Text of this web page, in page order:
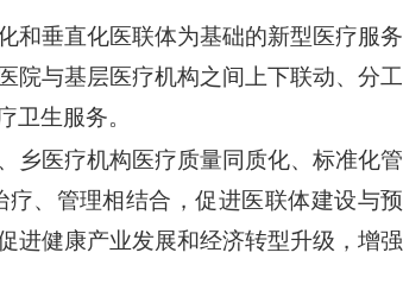
和垂直化医联体为基础的新型医疗服务
院与基层医疗机构之间上下联动、分工
卫生服务。
乡医疗机构医疗质量同质化、标准化管
、管理相结合，促进医联体建设与预
进健康产业发展和经济转型升级，增强